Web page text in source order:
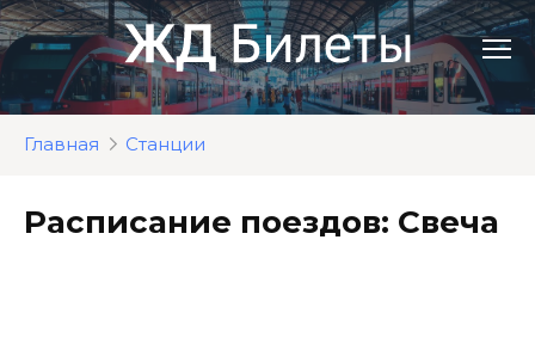
Перейти
к
контенту
Главная Станции
Расписание поездов: Свеча